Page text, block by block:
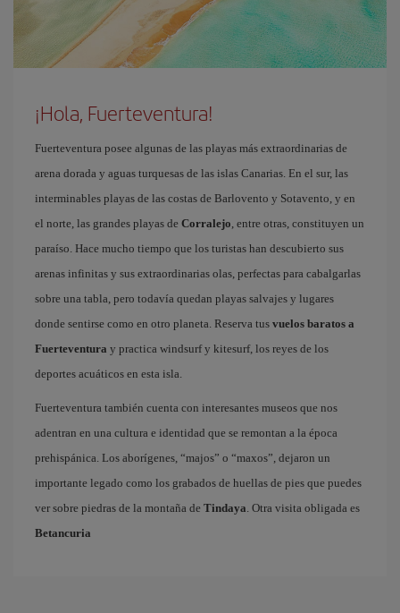
¡Hola, Fuerteventura!
Fuerteventura posee algunas de las playas más extraordinarias de
arena dorada y aguas turquesas de las islas Canarias. En el sur, las
interminables playas de las costas de Barlovento y Sotavento, y en
el norte, las grandes playas de Corralejo, entre otras, constituyen un
paraíso. Hace mucho tiempo que los turistas han descubierto sus
arenas infinitas y sus extraordinarias olas, perfectas para cabalgarlas
sobre una tabla, pero todavía quedan playas salvajes y lugares
donde sentirse como en otro planeta. Reserva tus vuelos baratos a
Fuerteventura y practica windsurf y kitesurf, los reyes de los
deportes acuáticos en esta isla.
Fuerteventura también cuenta con interesantes museos que nos
adentran en una cultura e identidad que se remontan a la época
prehispánica. Los aborígenes, “majos” o “maxos”, dejaron un
importante legado como los grabados de huellas de pies que puedes
ver sobre piedras de la montaña de Tindaya. Otra visita obligada es
Betancuria